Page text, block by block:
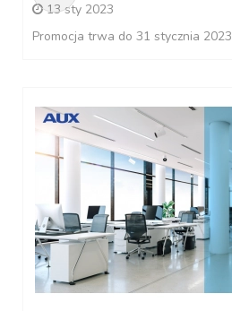
13 sty 2023
Promocja trwa do 31 stycznia 2023